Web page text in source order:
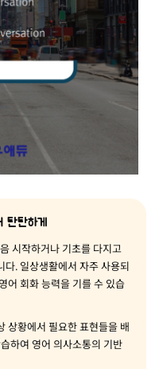
탄탄하게
시작하거나 기초를 다지고
다. 일상생활에서 자주 사용되
어 회화 능력을 기를 수 있습
상황에서 필요한 표현들을 배
하여 영어 의사소통의 기반